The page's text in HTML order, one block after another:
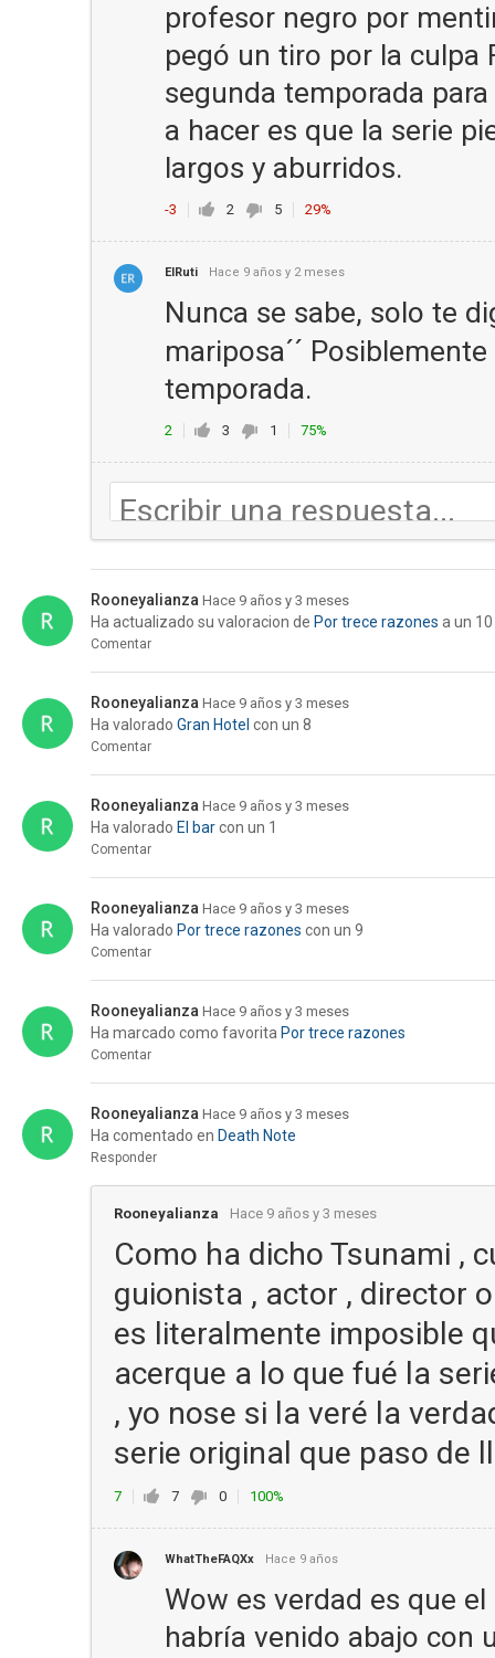
profesor negro por
pegó un tiro por la culpa
segunda temporada
a hacer es que la serie
largos y aburridos.
-3 2 5 29%
ElRuti Hace 9 años y 2 meses
Nunca se sabe, solo te
mariposa´´
temporada.
2 3 1 75%
Rooneyalianza Hace 9 años y 3 meses
Ha actualizado su valoracion de Por trece razones a un 10
Comentar
Rooneyalianza Hace 9 años y 3 meses
Ha valorado Gran Hotel con un 8
Comentar
Rooneyalianza Hace 9 años y 3 meses
Ha valorado El barcon un 1
Comentar
Rooneyalianza Hace 9 años y 3 meses
Ha valorado Por trece razones con un 9
Comentar
Rooneyalianza Hace 9 años y 3 meses
Ha marcado como favorita Por trece razones
Comentar
Rooneyalianza Hace 9 años y 3 meses
Ha comentado en Death Note
Responder
Rooneyalianza Hace 9 años y 3 meses
Como ha dicho Tsunami ,
guionista , actor , director
es literalmente imposible
acerque a lo que fué la
, yo nose si la veré la
serie original que paso de
7 7 0 100%
WhatTheFAQXx Hace 9 años
Wow es verdad es que
habría venido abajo con